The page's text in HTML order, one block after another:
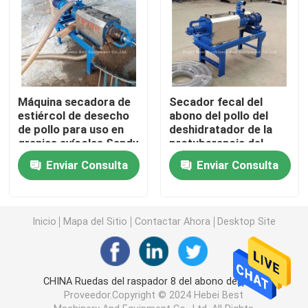
Jaula de cría de pollitos
equipo automático de la jaula del pollo
Una máquina más seca del abono
máquina del retiro del abono
carro de alimentación del pollo automático
máquina de la pelotilla del pienso
Máquina secadora de
estiércol de desecho
de pollo para uso en
granjas avícolas Sandy
Enviar Consulta
Secador fecal del
abono del pollo del
deshidratador de la
protuberancia del
tornillo en la granja
Doris Enviar Consulta
Inicio Mapa del Sitio Contactar Ahora Desktop Site
CHINA Ruedas del raspador 8 del abono del pollo
Proveedor.Copyright © 2024 Hebei Best